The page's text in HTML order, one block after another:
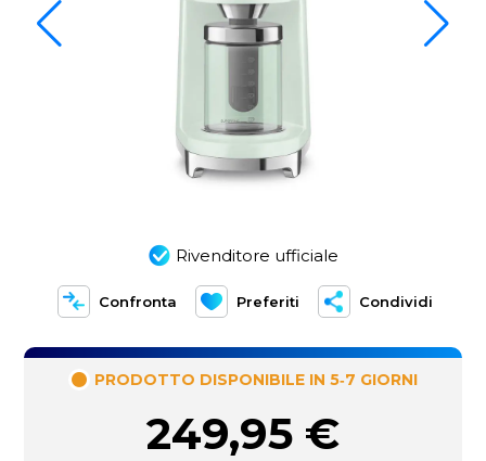
Rivenditore ufficiale
Confronta Preferiti Condividi
PRODOTTO DISPONIBILE IN 5‑7 GIORNI
249,95 €